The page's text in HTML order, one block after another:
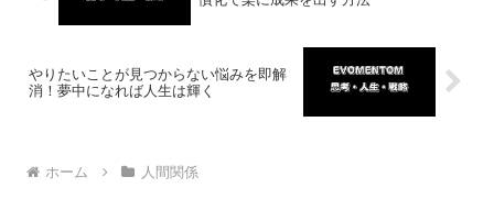
やりたいことが見つからない悩みを即解
消！夢中になれば人生は輝く
ホーム 人間関係